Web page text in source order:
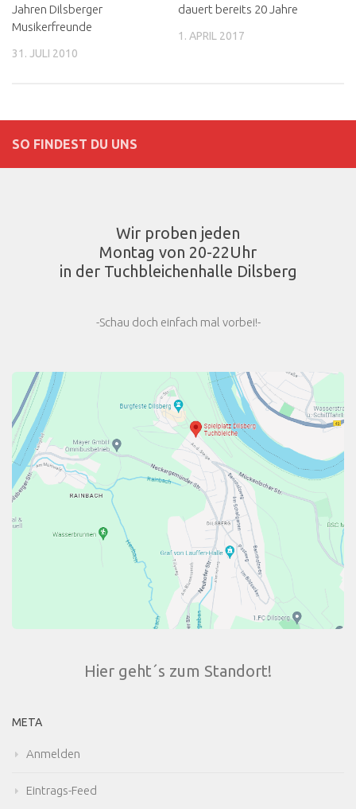
Jahren Dilsberger
Musikerfreunde
31. JULI 2010
dauert bereits 20 Jahre
1. APRIL 2017
SO FINDEST DU UNS
Wir proben jeden
Montag von 20-22Uhr
in der Tuchbleichenhalle Dilsberg
-Schau doch einfach mal vorbei!-
Hier geht´s zum Standort!
META
Anmelden
Eintrags-Feed